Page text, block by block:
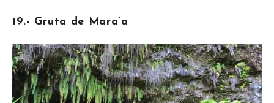
19.- Gruta de Mara’a